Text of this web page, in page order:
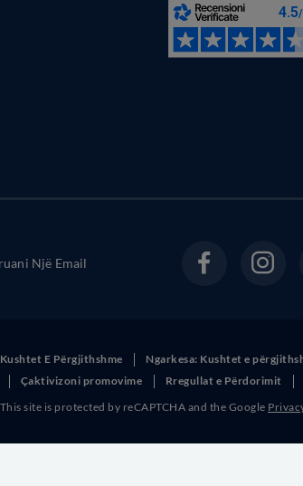
Një Email
Kushtet E Përgjithshme Ngarkesa: Kushtet e
Çaktivizoni promovime
Rregullat e Përdorimit
This site is protected by reCAPTCHA and the Google